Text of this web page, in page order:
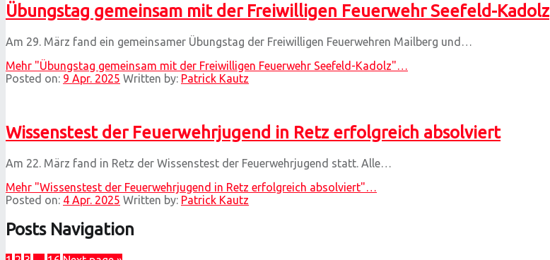
Übungstag gemeinsam mit der Freiwilligen Feuerwehr Seefeld-Kadolz
Am 29. März fand ein gemeinsamer Übungstag der Freiwilligen Feuerwehren Mailberg und…
Mehr "Übungstag gemeinsam mit der Freiwilligen Feuerwehr Seefeld-Kadolz"…
Posted on: 9 Apr. 2025 Written by: Patrick Kautz
Wissenstest der Feuerwehrjugend in Retz erfolgreich absolviert
Am 22. März fand in Retz der Wissenstest der Feuerwehrjugend statt. Alle…
Mehr "Wissenstest der Feuerwehrjugend in Retz erfolgreich absolviert"
Posted on: 4 Apr. 2025 Written by: Patrick Kautz
Posts Navigation